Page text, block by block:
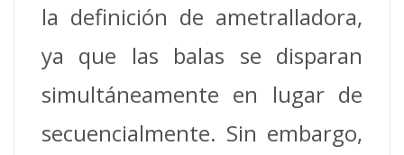
la definición de ametralladora,
ya que las balas se disparan
simultáneamente en lugar de
secuencialmente. Sin embargo,